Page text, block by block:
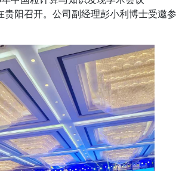
贵阳召开。 公司副经理彭小利博士受邀参